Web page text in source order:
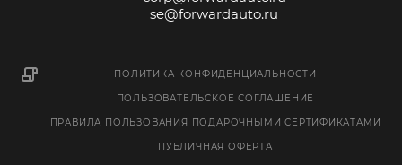
se@forwardauto.ru
ПОЛИТИКА КОНФИДЕНЦИАЛЬНОСТИ
ПОЛЬЗОВАТЕЛЬСКОЕ СОГЛАШЕНИЕ
ПРАВИЛА ПОЛЬЗОВАНИЯ ПОДАРОЧНЫМИ СЕРТИФИКАТАМИ
ПУБЛИЧНАЯ ОФЕРТА